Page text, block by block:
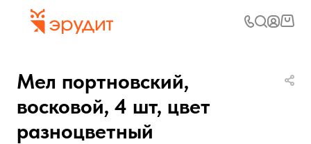
Мел портновский,
восковой, 4 шт, цвет
разноцветный